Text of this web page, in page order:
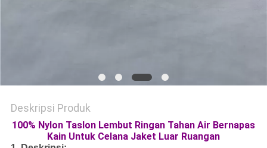
Deskripsi Produk
100% Nylon Taslon Lembut Ringan Tahan Air Bernapas
Kain Untuk Celana Jaket Luar Ruangan